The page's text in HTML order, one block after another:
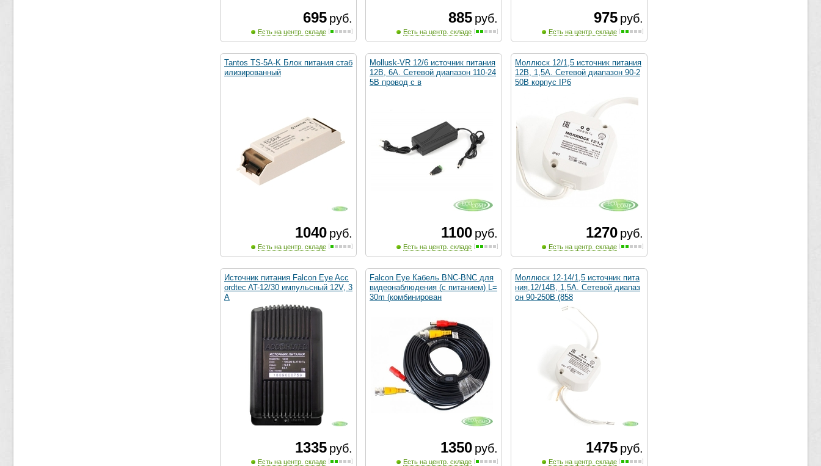
695 руб.
Есть на центр. складе
885 руб.
Есть на центр. складе
975 руб.
Есть на центр. складе
Tantos TS-5A-K Блок питания стаб
илизированный
1040 руб.
Есть на центр. складе
Mollusk-VR 12/6 источник питания
12В, 6А. Сетевой диапазон 110-24
5В провод с в
1100 руб.
Есть на центр. складе
Моллюск 12/1,5 источник питания
12В, 1,5А. Сетевой диапазон 90-2
50В корпус IP6
1270 руб.
Есть на центр. складе
Источник питания Falcon Eye Acc
ordtec AT-12/30 импульсный 12V, 3
А
1335 руб.
Есть на центр. складе
Falcon Eye Кабель BNC-BNC для
видеонаблюдения (с питанием) L=
30m (комбинирован
1350 руб.
Есть на центр. складе
Моллюск 12-14/1,5 источник пита
ния,12/14В, 1,5А. Сетевой диапаз
он 90-250В (858
1475 руб.
Есть на центр. складе